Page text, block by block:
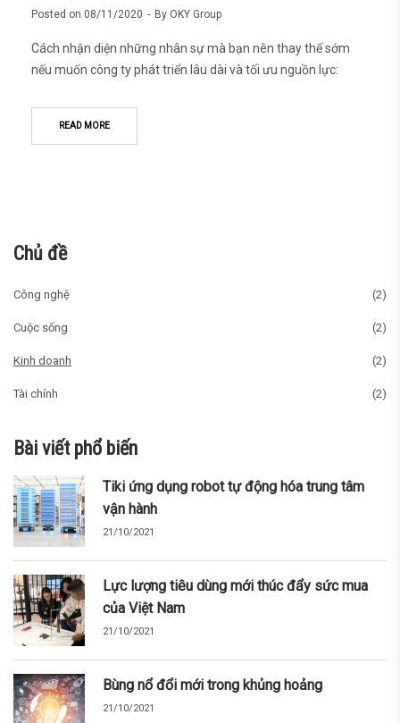
Posted on 08/11/2020 By OKY Group
Cách nhận diện những nhân sự mà bạn nên thay thế sớm
nếu muốn công ty phát triển lâu dài và tối ưu nguồn lực:
READ MORE
Chủ đề
Công nghệ (2)
Cuộc sống (2)
Kinh doanh (2)
Tài chính (2)
Bài viết phổ biến
Tiki ứng dụng robot tự động hóa trung tâm
vận hành
21/10/2021
Lực lượng tiêu dùng mới thúc đẩy sức mua
của Việt Nam
21/10/2021
Bùng nổ đổi mới trong khủng hoảng
21/10/2021